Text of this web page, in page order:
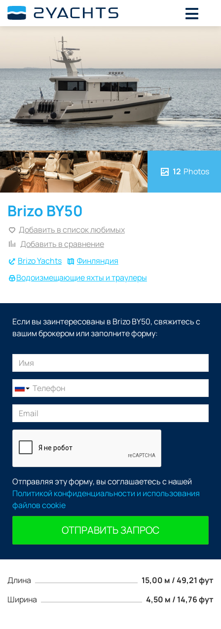
12 Photos
Brizo Yachts
Финляндия
Водоизмещающие яхты и траулеры
Brizo BY50
Добавить в список любимых
Добавить в сравнение
Длина
15,00 м / 49,21 фут
Ширина
4,50 м / 14,76 фут
Если вы заинтересованы в Brizo BY50, свяжитесь с
вашим брокером или заполните форму:
Отправляя эту форму, вы соглашаетесь с нашей
Политикой конфиденциальности и использования
файлов cookie
ОТПРАВИТЬ ЗАПРОС